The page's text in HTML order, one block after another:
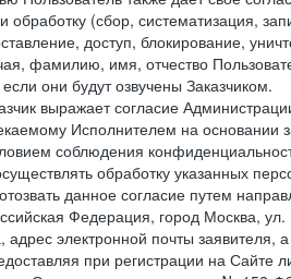
обработку (сбор, систематизация,
доступ, блокирование,
фамилию, имя, отчество
они будут озвучены Заказчиком.
выражает согласие
Исполнителем на основании
соблюдения
обработку указанных
данное согласие путем
Федерация, город Москва,
адрес электронной почты
при регистрации на